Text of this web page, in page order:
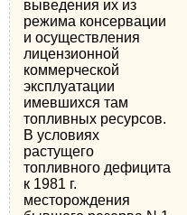
выведения их из
режима консервации
и осуществления
лицензионной
коммерческой
эксплуатации
имевшихся там
топливных ресурсов.
В условиях
растущего
топливного дефицита
к 1981 г.
месторождения